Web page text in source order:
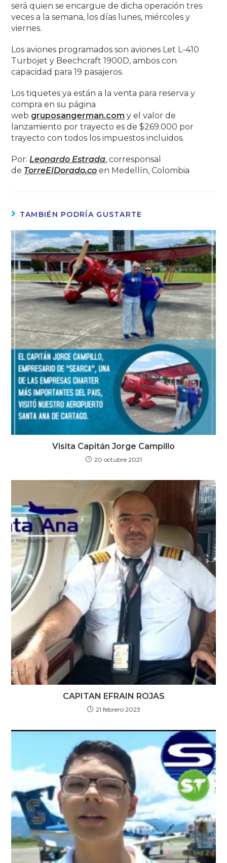
será quien se encargue de dicha operación tres
veces a la semana, los días lunes, miércoles y
viernes.
Los aviones programados son aviones Let L-410
Turbojet y Beechcraft 1900D, ambos con
capacidad para 19 pasajeros.
Los tiquetes ya están a la venta para reserva y
compra en su página
web gruposangerman.com y el valor de
lanzamiento por trayecto es de $269.000 por
trayecto con todos los impuestos incluidos.
Por:Leonardo Estrada, corresponsal
de TorreElDorado.co en Medellín, Colombia
TAMBIÉN PODRÍA GUSTARTE
Visita Capitán Jorge Campillo
20 octubre 2021
CAPITAN EFRAIN ROJAS
21 febrero 2023